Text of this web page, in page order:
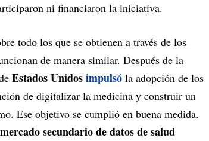
ni financiaron la iniciativa.
todo los que se obtienen a través de los
de manera similar. Después de la
Estados Unidosimpulsó la adopción de los
de digitalizar la medicina y construir un
Ese objetivo se cumplió en buena medida.
mercado secundario de datos de salud